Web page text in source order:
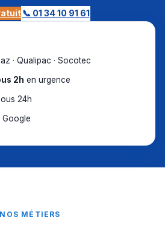
📞 01 34 10 91 61
· Qualipac · Socotec
2h en urgence
24h
Google
NOS MÉTIERS